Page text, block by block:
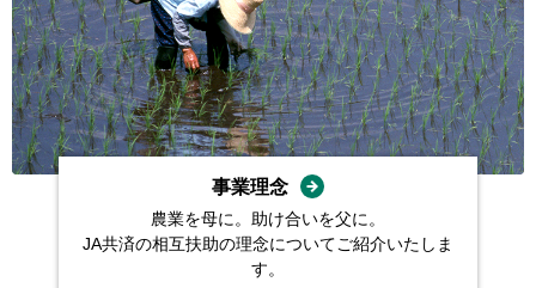
事業理念
農業を⺟に。助け合いを⽗に。
JA共済の相互扶助の理念についてご紹介いたしま
す。